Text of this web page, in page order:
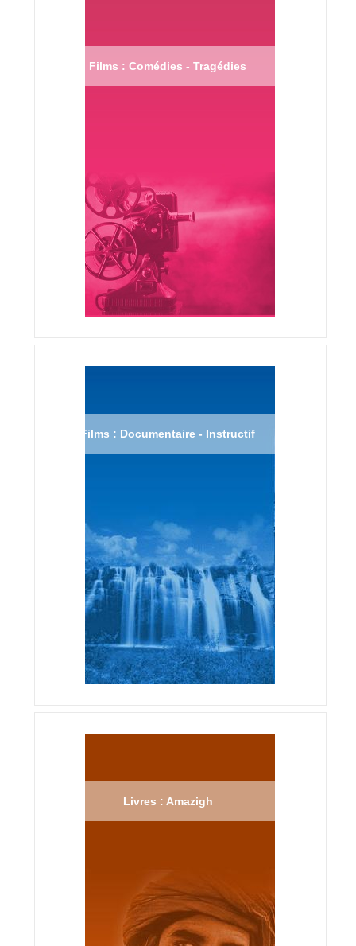
Films : Comédies - Tragédies
Films : Documentaire - Instructif
Livres : Amazigh